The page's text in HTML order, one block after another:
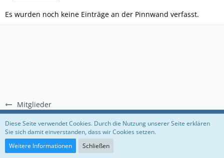
Mitglieder
Es wurden noch keine Einträge an der Pinnwand verfasst.
Regeln Datenschutzerklärung Impressum
Community-Software:
Diese Seite verwendet Cookies. Durch die Nutzung unserer Seite erklären
Sie sich damit einverstanden, dass wir Cookies setzen.
Weitere Informationen
Schließen